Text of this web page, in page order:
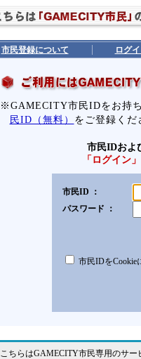
市民登録について ログ
※GAMECITY市民IDをお持
民ID（無料） をご登録くだ
市民IDおよ
「ログイン」
市民ID ：
パスワード ：
市民IDをCookie
こちらはGAMECITY市民専用のサー